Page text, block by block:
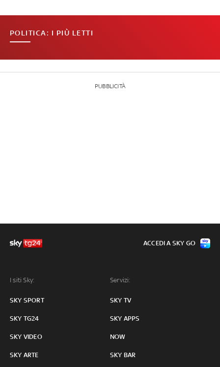
POLITICA: I PIÙ LETTI
PUBBLICITÀ
I siti Sky:
SKY SPORT
SKY TG24
SKY VIDEO
SKY ARTE
Servizi:
SKY TV
SKY APPS
NOW
SKY BAR
ACCEDI A SKY GO